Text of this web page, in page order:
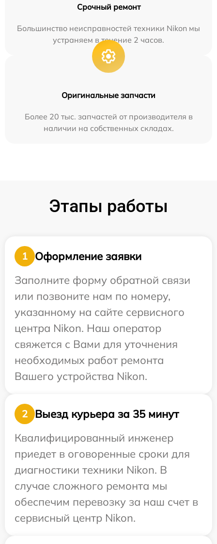
Срочный ремонт
Большинство неисправностей техники Nikon мы
устраняем в течение 2 часов.
Оригинальные запчасти
Более 20 тыс. запчастей от производителя в
наличии на собственных складах.
Этапы работы
1
Оформление заявки
Заполните форму обратной связи
или позвоните нам по номеру,
указанному на сайте сервисного
центра Nikon. Наш оператор
свяжется с Вами для уточнения
необходимых работ ремонта
Вашего устройства Nikon.
2
Выезд курьера за 35 минут
Квалифицированный инженер
приедет в оговоренные сроки для
диагностики техники Nikon. В
случае сложного ремонта мы
обеспечим перевозку за наш счет в
сервисный центр Nikon.